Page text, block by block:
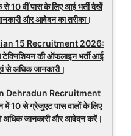
से 10 वीं पास के लिए आई भर्ती देखें
और आवेदन का तरीका।
15 Recruitment 2026:
की ऑफलाइन भर्ती आई
से अधिक जानकारी।
Dehradun Recruitment
में 10 से ग्रेजुएट पास वालों के लिए
अधिक जानकारी और आवेदन करें।